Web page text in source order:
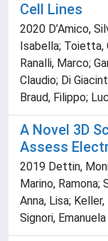
Cell Lines
2020 D’Amico,
Isabella; Toietta,
Ranalli, Marco;
Claudio; Di
Braud, Filippo;
A Novel 3D
Assess
2019 Dettin,
Marino,
Anna, Lisa;
Signori, Emanuela